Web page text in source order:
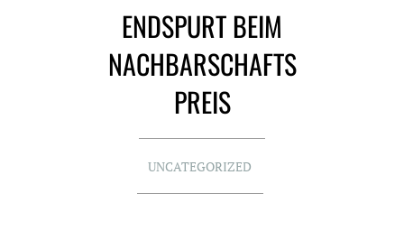
ENDSPURT BEIM
NACHBARSCHAFTS
PREIS
UNCATEGORIZED